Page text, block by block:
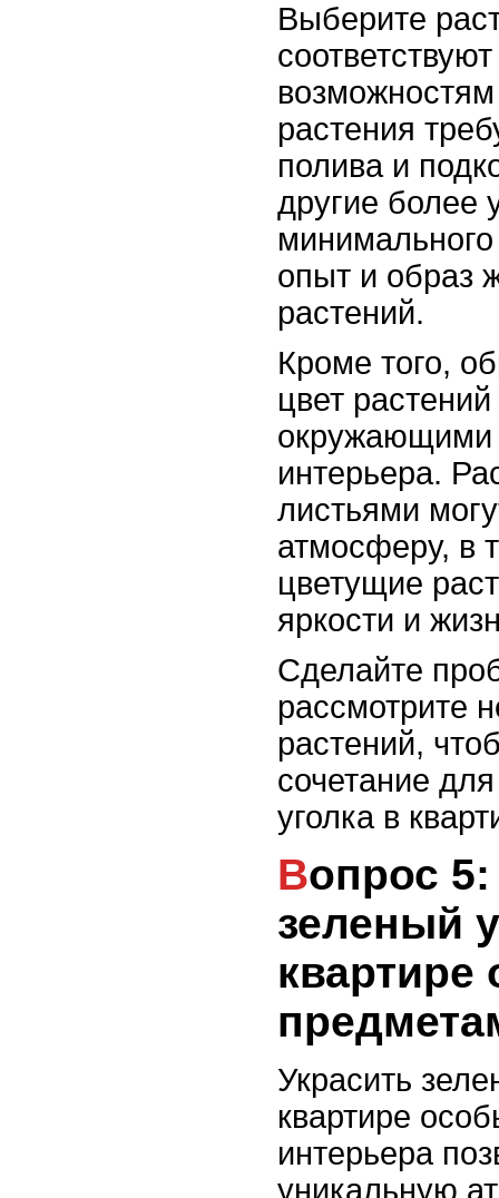
Выберите
растения
полива и
другие более
опыт и образ
растений.
Кроме того,
цвет
окружающими
интерьера.
листьями
атмосферу, в
цветущие
яркости и
Сделайте
рассмотрите
растений,
сочетание
уголка в
Вопрос 5: Как украсить
зеленый
Украсить
квартире
интерьера
уникальную